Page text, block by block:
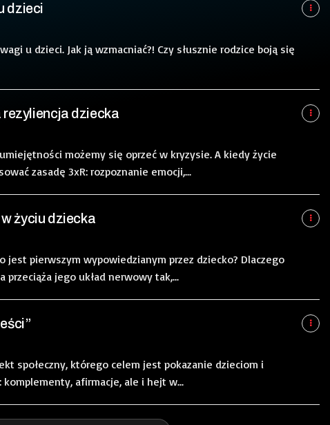
dzieci
u dzieci. Jak ją wzmacniać?! Czy słusznie rodzice boją się
rezyliencja dziecka
możemy się oprzeć w kryzysie. A kiedy życie
zasadę 3xR: rozpoznanie emocji,...
życiu dziecka
jest pierwszym wypowiedzianym przez dziecko? Dlaczego
przeciąża jego układ nerwowy tak,...
społeczny, którego celem jest pokazanie dzieciom i
komplementy, afirmacje, ale i hejt w...